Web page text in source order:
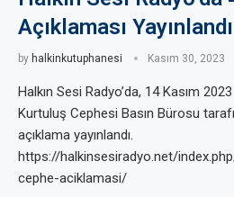
Açıklaması Yayınlandı
by halkinkutuphanesi Kasım 30, 2023
Halkın Sesi Radyo’da, 14 Kasım
Kurtuluş Cephesi Basın Bürosu
açıklama yayınlandı.
https://halkinsesiradyo.net/
cephe-aciklamasi/